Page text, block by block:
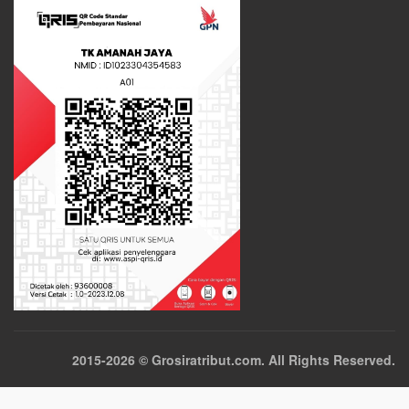
2015-2026 © Grosiratribut.com. All Rights Reserved.